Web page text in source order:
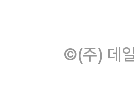
©(주) 데